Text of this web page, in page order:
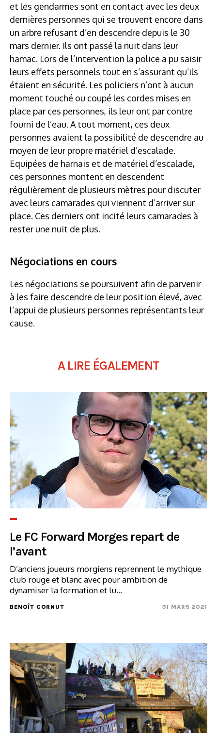
et les gendarmes sont en contact avec les deux
dernières personnes qui se trouvent encore dans
un arbre refusant d’en descendre depuis le 30
mars dernier. Ils ont passé la nuit dans leur
hamac. Lors de l’intervention la police a pu saisir
leurs effets personnels tout en s’assurant qu’ils
étaient en sécurité. Les policiers n’ont à aucun
moment touché ou coupé les cordes mises en
place par ces personnes, ils leur ont par contre
fourni de l’eau. A tout moment, ces deux
personnes avaient la possibilité de descendre au
moyen de leur propre matériel d’escalade.
Equipées de harnais et de matériel d’escalade,
ces personnes montent en descendent
régulièrement de plusieurs mètres pour discuter
avec leurs camarades qui viennent d’arriver sur
place. Ces derniers ont incité leurs camarades à
rester une nuit de plus.
Négociations en cours
Les négociations se poursuivent afin de parvenir
à les faire descendre de leur position élevé, avec
l’appui de plusieurs personnes représentants leur
cause.
A LIRE ÉGALEMENT
Le FC Forward Morges repart de
l’avant
D’anciens joueurs morgiens reprennent le mythique
club rouge et blanc avec pour ambition de
dynamiser la formation et lu...
BENOÎT CORNUT 31 MARS 2021